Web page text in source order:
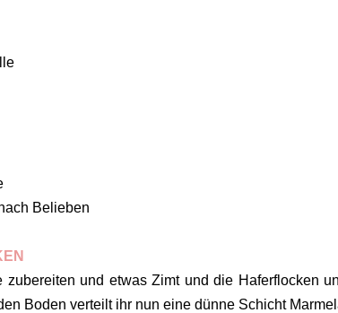
Belieben
zubereiten und etwas Zimt und die Haferflocken
Boden verteilt ihr nun eine dünne Schicht